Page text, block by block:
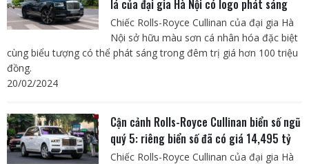
lá của đại gia Hà Nội có logo phát sáng
Chiếc Rolls-Royce Cullinan của đại gia Hà
Nội sở hữu màu sơn cá nhân hóa đặc biệt
cùng biểu tượng có thể phát sáng trong đêm trị giá hơn 100 triệu
đồng.
20/02/2024
Cận cảnh Rolls-Royce Cullinan biển số ngũ
quý 5: riêng biển số đã có giá 14,495 tỷ
Chiếc Rolls-Royce Cullinan của đại gia Hà